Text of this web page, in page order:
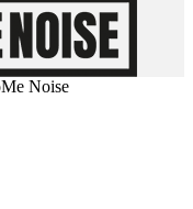
Noise